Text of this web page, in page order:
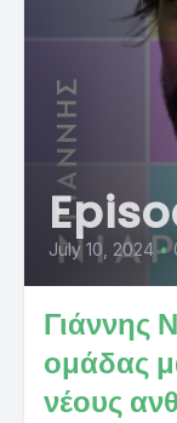
July 10, 2024 •
Γιάννης
ομάδας
νέους